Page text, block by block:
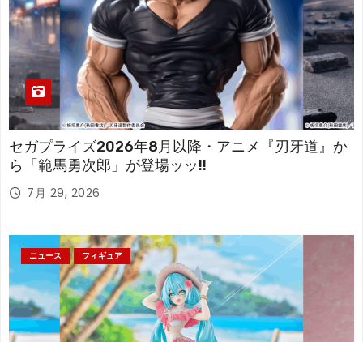
セガプライズ2026年8月以降・アニメ『刃牙道』か
ら「範馬勇次郎」が登場ッッ!!
7月 29, 2026
ニュース フィギュア